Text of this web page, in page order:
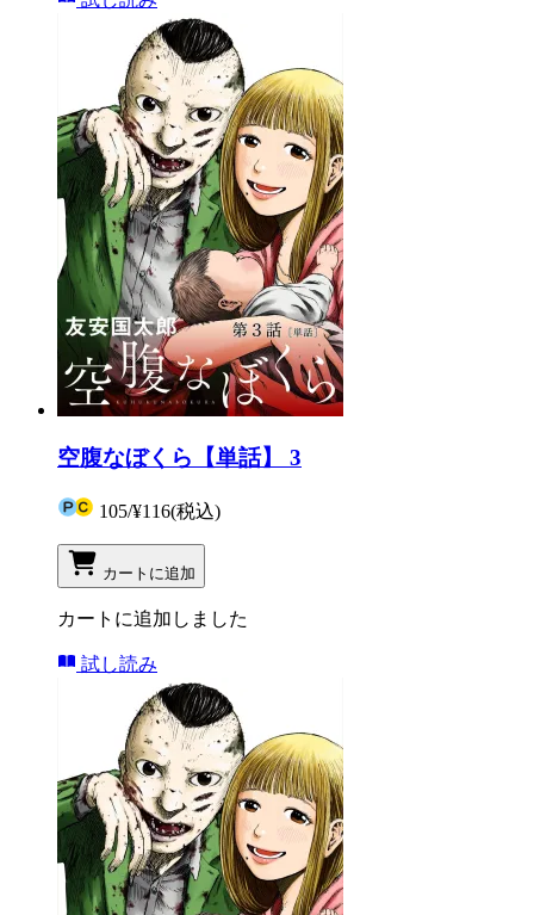
空腹なぼくら【単話】 3
105/¥116(税込)
カートに追加
カートに追加しました
試し読み